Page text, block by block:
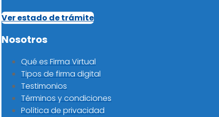
Ver estado de trámite
Nosotros
Qué es Firma Virtual
Tipos de firma digital
Testimonios
Términos y condiciones
Política de privacidad